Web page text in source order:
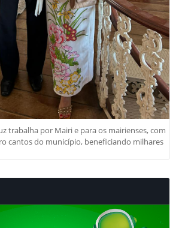
trabalha por Mairi e para os mairienses, com
cantos do município, beneficiando milhares